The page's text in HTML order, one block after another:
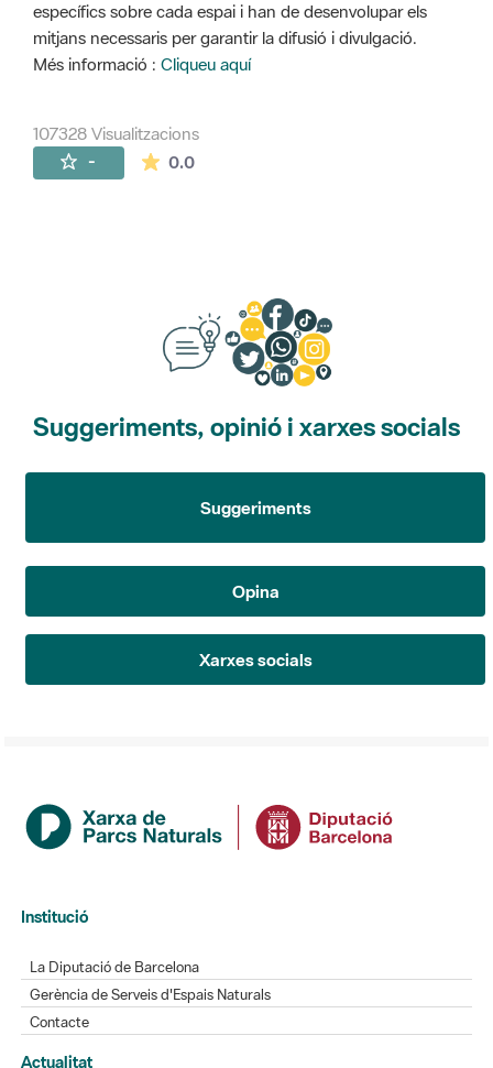
específics sobre cada espai i han de desenvolupar els
mitjans necessaris per garantir la difusió i divulgació.
Més informació : Cliqueu aquí
107328 Visualitzacions
- 0.0La mitjana de les valoracions és de 0
Suggeriments, opinió i xarxes socials
Suggeriments
Opina
Xarxes socials
Institució
La Diputació de Barcelona
Gerència de Serveis d'Espais Naturals
Contacte
Actualitat